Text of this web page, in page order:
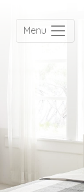
Menu